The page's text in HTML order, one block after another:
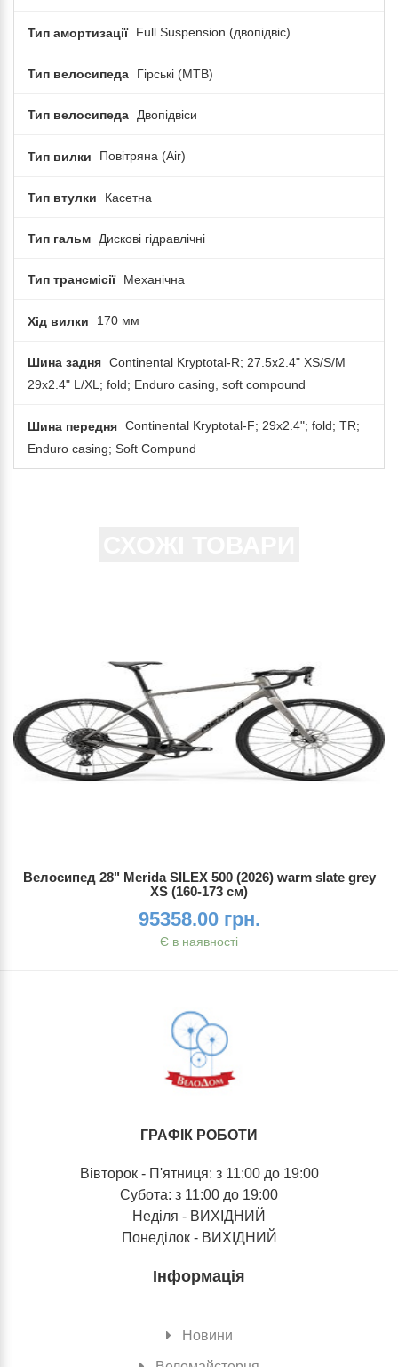
Тип амортизації Full Suspension (двопідвіс)
Тип велосипеда Гірські (MTB)
Тип велосипеда Двопідвіси
Тип вилки Повітряна (Air)
Тип втулки Касетна
Тип гальм Дискові гідравлічні
Тип трансмісії Механічна
Хід вилки 170 мм
Шина задня Continental Kryptotal-R; 27.5x2.4" XS/S/M
29x2.4" L/XL; fold; Enduro casing, soft compound
Шина передня Continental Kryptotal-F; 29x2.4"; fold; TR;
Enduro casing; Soft Compund
Велосипед 28" Merida SILEX 500 (2026) warm slate grey
XS (160-173 см)
95358.00 грн.
Є в наявності
ГРАФІК РОБОТИ
Вівторок - П'ятниця: з 11:00 до 19:00
Субота: з 11:00 до 19:00
Неділя - ВИХІДНИЙ
Понеділок - ВИХІДНИЙ
Інформація
Новини